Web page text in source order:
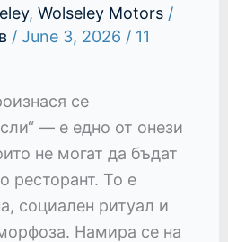
, Wolseley Motors/
/ June 3, 2026 / 11
се
— е едно от онези
не могат да бъдат
ресторант. То е
социален ритуал и
Намира се на